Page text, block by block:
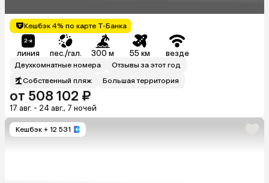
Кешбэк 4% по карте Т-Банка
линия пес./гал. 300 м 55 км везде
Двухкомнатные номера
Отзывы за этот год
Собственный пляж
Большая территория
от 508 102 ₽
17 авг. - 24 авг., 7 ночей
Кешбэк + 12 531